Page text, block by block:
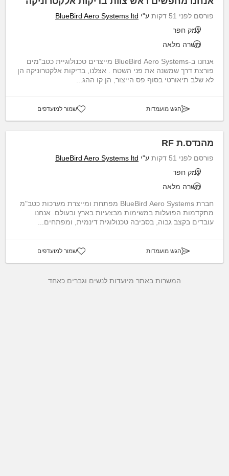
פורסם לפני 51 דקות ע"י BlueBird Aero Systems ltd
עמק חפר
משרה מלאה
אנחנו ב-BlueBird Aero Systems מייצרים טכנולוגיית כטב"מים
פורצת דרך שמשנה את פני השטח . אצלנו, בדיקות אלקטרוניקה הן
לא שלב תיאורטי בסוף פס הייצור, הן קו ההג...
הגש מועמדות שמור למועדפים
מהנדס.ת RF
פורסם לפני 51 דקות ע"י BlueBird Aero Systems ltd
עמק חפר
משרה מלאה
חברת BlueBird Aero Systems מפתחת ומייצרת מערכות כטב"מ
מתקדמות הפועלות במשימות מבצעיות בארץ ובעולם. אנחנו
עובדים בקצב גבוה, בסביבה טכנולוגית דינמית, ומפתחים...
הגש מועמדות שמור למועדפים
המשרות באתר מיועדות לנשים וגברים כאחד